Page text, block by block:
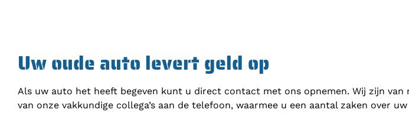
Uw oude auto levert geld op
Als uw auto het heeft begeven kunt u direct contact met ons opnemen. Wij zijn
van onze vakkundige collega’s aan de telefoon, waarmee u een aantal zaken over